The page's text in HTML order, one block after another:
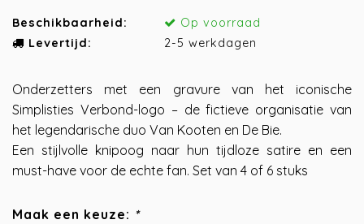
Beschikbaarheid:
Op voorraad
Levertijd:
2-5 werkdagen
Onderzetters met een gravure van het iconische
Simplisties Verbond-logo – de fictieve organisatie van
het legendarische duo Van Kooten en De Bie.
Een stijlvolle knipoog naar hun tijdloze satire en een
must-have voor de echte fan. Set van 4 of 6 stuks
Maak een keuze: *